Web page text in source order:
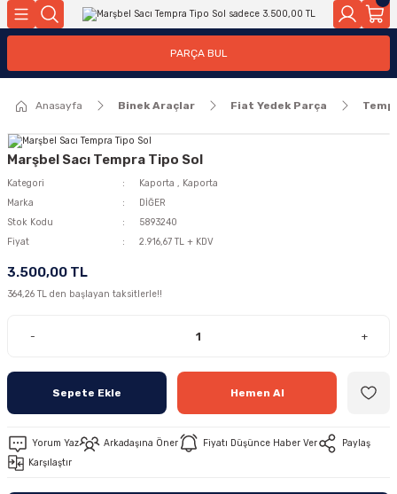
Geri Dön
Geri Dön
PARÇA BUL
Anasayfa Binek Araçlar Fiat Yedek Parça
Marşbel Sacı Tempra Tipo Sol
Kategori Kaporta , Kaporta
Marka
DİĞER
Stok Kodu
5893240
Fiyat
2.916,67 TL + KDV
3.500,00 TL
364,26 TL den başlayan taksitlerle!!
- +
Sepete Ekle Hemen Al
Yorum Yaz Arkadaşına Öner Fiyatı Düşünce Haber Ver
Paylaş
Karşılaştır